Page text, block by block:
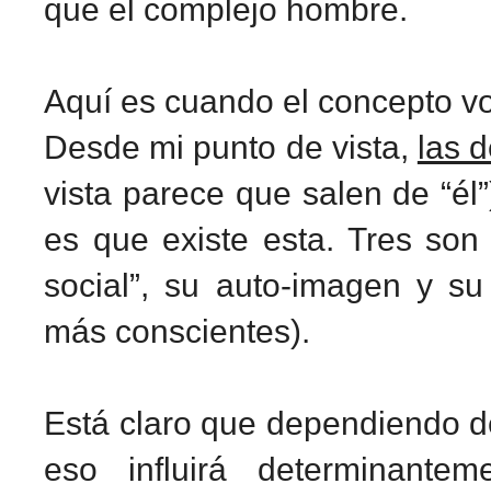
que el complejo hombre.
Aquí es cuando el concepto
Desde mi punto de vista, las
vista parece que salen de
es que existe esta. Tres
social”, su auto-imagen y
más conscientes).
Está claro que dependiendo
eso influirá